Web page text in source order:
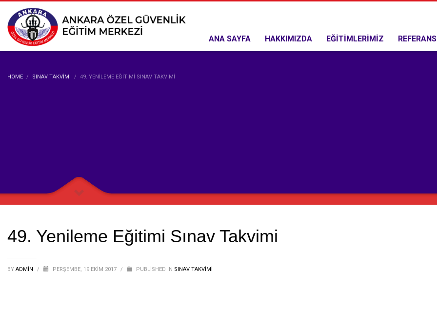
ANA SAYFA HAKKIMIZDA EĞİTİMLERİMİZ
HOME SINAV TAKVIMI 49. YENILEME EĞITIMI SINAV TAKVIMI
49. Yenileme Eğitimi Sınav Takvimi
BY ADMIN / PERŞEMBE, 19 EKIM 2017 / PUBLISHED IN SINAV TAKVIMI